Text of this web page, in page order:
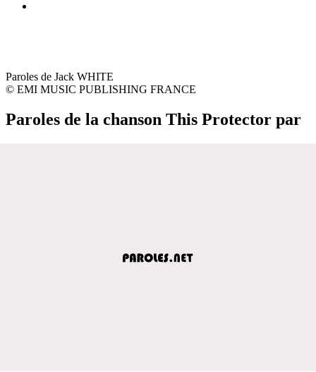
Paroles de Jack WHITE
© EMI MUSIC PUBLISHING FRANCE
Paroles de la chanson This Protector par